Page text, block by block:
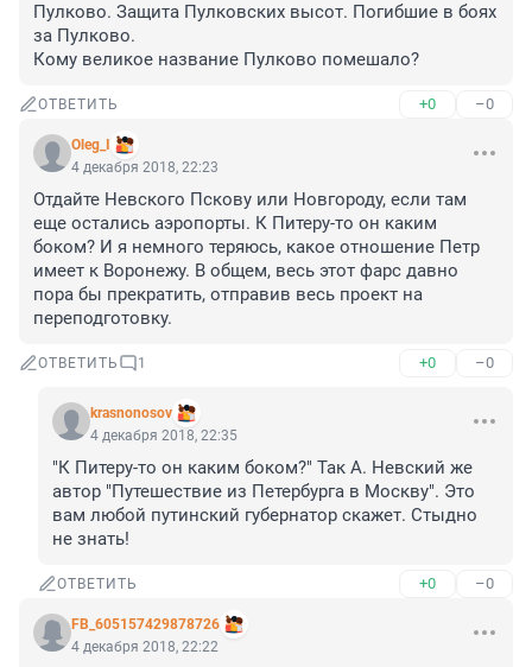
Пулково. Защита Пулковских высот. Погибшие в боях
за Пулково.
Кому великое название Пулково помешало?
ОТВЕТИТЬ +0 –0
Oleg_I
4 декабря 2018, 22:23
Отдайте Невского Пскову или Новгороду, если там
еще остались аэропорты. К Питеру-то он каким
боком? И я немного теряюсь, какое отношение Петр
имеет к Воронежу. В общем, весь этот фарс давно
пора бы прекратить, отправив весь проект на
переподготовку.
ОТВЕТИТЬ 1 +0 –0
krasnonosov
4 декабря 2018, 22:35
"К Питеру-то он каким боком?" Так А. Невский же
автор "Путешествие из Петербурга в Москву". Это
вам любой путинский губернатор скажет. Стыдно
не знать!
ОТВЕТИТЬ +0 –0
FB_605157429878726
4 декабря 2018, 22:22